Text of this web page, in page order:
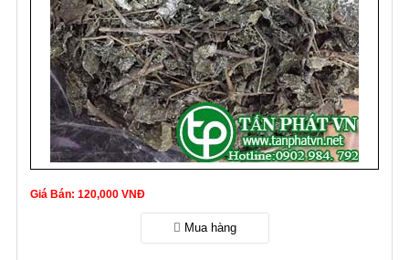
Giá Bán: 120,000 VNĐ